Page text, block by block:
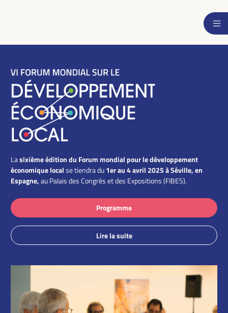
La sixième édition du Forum mondial pour le développement
économique local se tiendra du 1er au 4 avril 2025 à Séville, en
Espagne, au Palais des Congrès et des Expositions (FIBES).
Programme
Lire la suite